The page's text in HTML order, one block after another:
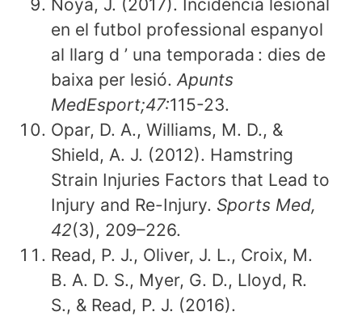
Noya, J. (2017). Incidència lesional
en el futbol professional espanyol
al llarg d ’ una temporada : dies de
baixa per lesió. Apunts
MedEsport;47:115-23.
Opar, D. A., Williams, M. D., &
Shield, A. J. (2012). Hamstring
Strain Injuries Factors that Lead to
Injury and Re-Injury. Sports Med,
42(3), 209–226.
Read, P. J., Oliver, J. L., Croix, M.
B. A. D. S., Myer, G. D., Lloyd, R.
S., & Read, P. J. (2016).